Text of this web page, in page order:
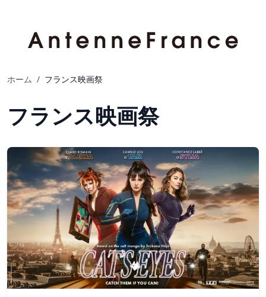
ホーム / フランス映画祭
フランス映画祭